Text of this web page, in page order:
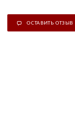
ОСТАВИТЬ ОТЗЫВ